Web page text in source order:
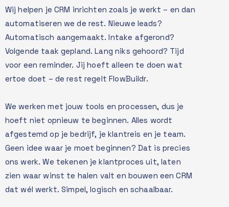
Wij helpen je CRM inrichten zoals je werkt – en dan
automatiseren we de rest. Nieuwe leads?
Automatisch aangemaakt. Intake afgerond?
Volgende taak gepland. Lang niks gehoord? Tijd
voor een reminder. Jij hoeft alleen te doen wat
ertoe doet – de rest regelt FlowBuildr.
We werken met jouw tools en processen, dus je
hoeft niet opnieuw te beginnen. Alles wordt
afgestemd op je bedrijf, je klantreis en je team.
Geen idee waar je moet beginnen? Dat is precies
ons werk. We tekenen je klantproces uit, laten
zien waar winst te halen valt en bouwen een CRM
dat wél werkt. Simpel, logisch en schaalbaar.